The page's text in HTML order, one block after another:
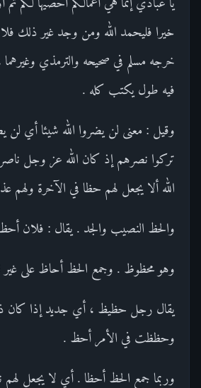
خيرا فليحمد الله ومن وجد غير ذلك
خرجه مسلم في صحيحه والترمذي
فيه طول يكتب كله .
وقيل : معنى لن يضروا الله شيئا أي لن
تركوا نصرهم إذ كان الله عز وجل
الله ألا يجعل لهم حظا في الآخرة ولهم
والحظ النصيب والجد . يقال : فلان
وهو محظوظ . وجمع الحظ أحاظ على غير
يقال رجل حظيظ ، أي جديد إذا كان
وحظظت في الأمر أحظ .
وربما جمع الحظ أحظا . أي لا يجعل لهم